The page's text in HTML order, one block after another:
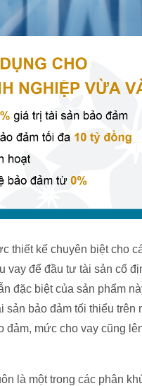
thiết kế chuyên biệt cho
vay để đầu tư tài sản cố
đặc biệt của sản phẩm
sản bảo đảm tối thiểu
mức cho vay cũng
là một trong các phân